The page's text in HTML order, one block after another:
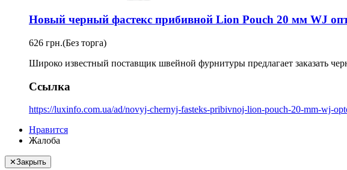
Новый черный фастекс прибивной Lion Pouch 20 мм WJ
626 грн.(Без торга)
Широко известный поставщик швейной фурнитуры предлагает заказать
Ссылка
https://luxinfo.com.ua/ad/novyj-chernyj-fasteks-pribivnoj-lion-pouch-20-mm-wj-
Нравится
Жалоба
✕Закрыть